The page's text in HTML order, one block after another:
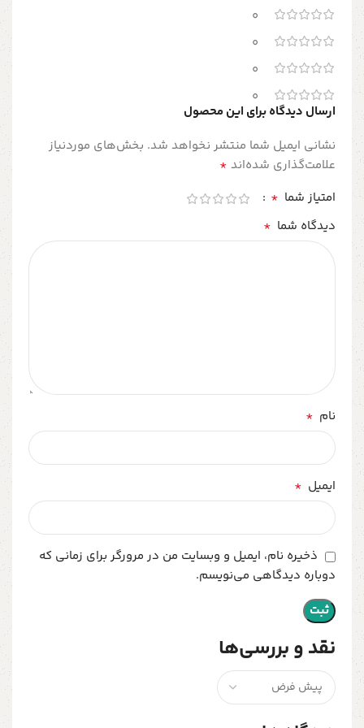
0
0
0
0
نقد و بررسی‌ها
ارسال دیدگاه برای این محصول
نشانی ایمیل شما منتشر نخواهد شد. بخش‌های موردنیاز
علامت‌گذاری شده‌اند *
امتیاز شما *
دیدگاه شما *
نام *
ایمیل *
ذخیره نام، ایمیل و وبسایت من در مرورگر برای زمانی که
دوباره دیدگاهی می‌نویسم.